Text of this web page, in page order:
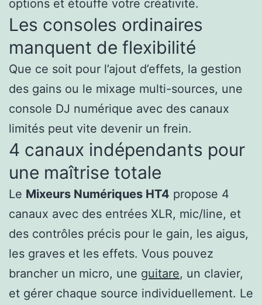
options et étouffe votre créativité.
Les consoles ordinaires
manquent de flexibilité
Que ce soit pour l’ajout d’effets, la gestion
des gains ou le mixage multi-sources, une
console DJ numérique avec des canaux
limités peut vite devenir un frein.
4 canaux indépendants pour
une maîtrise totale
Le Mixeurs Numériques HT4 propose 4
canaux avec des entrées XLR, mic/line, et
des contrôles précis pour le gain, les aigus,
les graves et les effets. Vous pouvez
brancher un micro, une guitare, un clavier,
et gérer chaque source individuellement. Le